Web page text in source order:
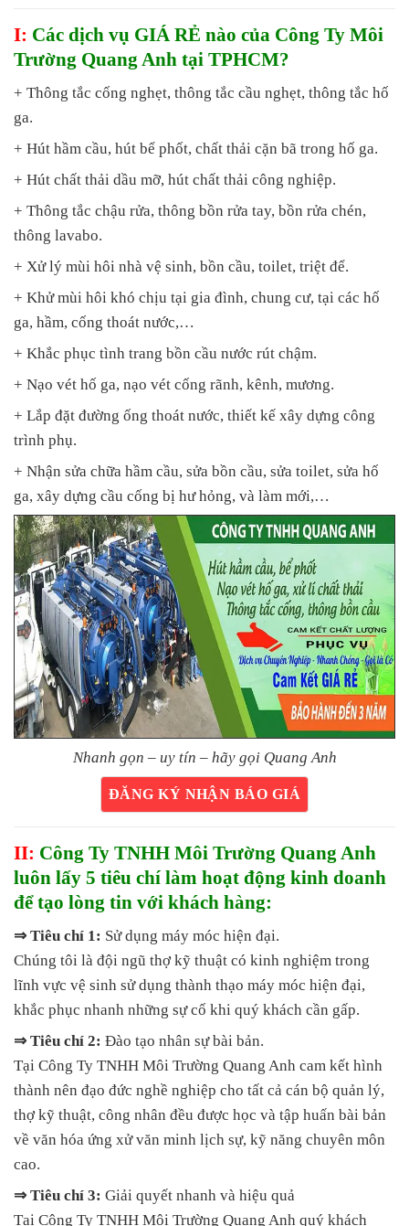
I: Các dịch vụ GIÁ RẺ nào của Công Ty Môi
Trường Quang Anh tại TPHCM?
+ Thông tắc cống nghẹt, thông tắc cầu nghẹt, thông tắc hố
ga.
+ Hút hầm cầu, hút bể phốt, chất thải cặn bã trong hố ga.
+ Hút chất thải dầu mỡ, hút chất thải công nghiệp.
+ Thông tắc chậu rửa, thông bồn rửa tay, bồn rửa chén,
thông lavabo.
+ Xử lý mùi hôi nhà vệ sinh, bồn cầu, toilet, triệt để.
+ Khử mùi hôi khó chịu tại gia đình, chung cư, tại các hố
ga, hầm, cống thoát nước,…
+ Khắc phục tình trang bồn cầu nước rút chậm.
+ Nạo vét hố ga, nạo vét cống rãnh, kênh, mương.
+ Lắp đặt đường ống thoát nước, thiết kế xây dựng công
trình phụ.
+ Nhận sửa chữa hầm cầu, sửa bồn cầu, sửa toilet, sửa hố
ga, xây dựng cầu cống bị hư hỏng, và làm mới,…
Nhanh gọn – uy tín – hãy gọi Quang Anh
ĐĂNG KÝ NHẬN BÁO GIÁ
II: Công Ty TNHH Môi Trường Quang Anh
luôn lấy 5 tiêu chí làm hoạt động kinh doanh
để tạo lòng tin với khách hàng:
⇒ Tiêu chí 1: Sử dụng máy móc hiện đại.
Chúng tôi là đội ngũ thợ kỹ thuật có kinh nghiệm trong
lĩnh vực vệ sinh sử dụng thành thạo máy móc hiện đại,
khắc phục nhanh những sự cố khi quý khách cần gấp.
⇒ Tiêu chí 2: Đào tạo nhân sự bài bản.
Tại Công Ty TNHH Môi Trường Quang Anh cam kết hình
thành nên đạo đức nghề nghiệp cho tất cả cán bộ quản lý,
thợ kỹ thuật, công nhân đều được học và tập huấn bài bản
về văn hóa ứng xử văn minh lịch sự, kỹ năng chuyên môn
cao.
⇒ Tiêu chí 3: Giải quyết nhanh và hiệu quả
Tại Công Ty TNHH Môi Trường Quang Anh quý khách